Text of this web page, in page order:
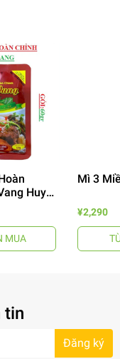
Huy
MUA
Mì 3
¥2,290
tin
Đăng ký